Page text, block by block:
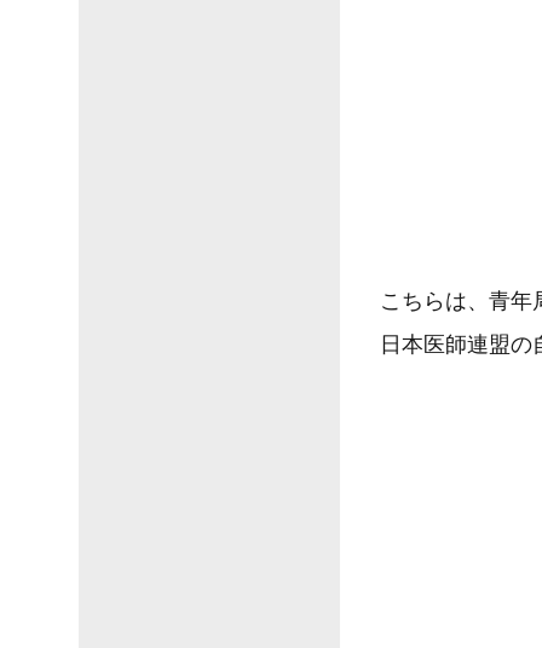
こちらは、青年
日本医師連盟の